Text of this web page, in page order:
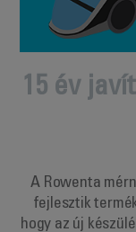
15 év
A Rowenta
fejlesztik
hogy az új